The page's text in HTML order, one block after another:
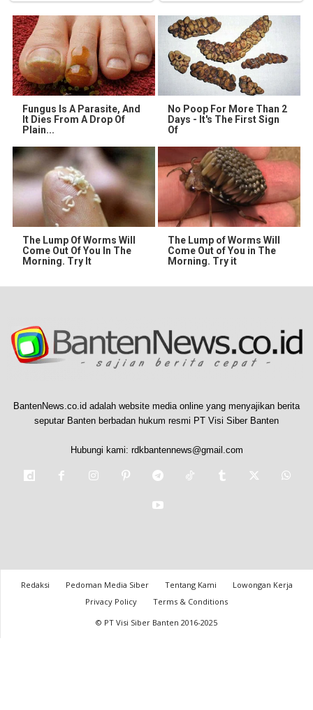
Fungus Is A Parasite, And
It Dies From A Drop Of
Plain...
No Poop For More Than 2
Days - It's The First Sign
Of
The Lump Of Worms Will
Come Out Of You In The
Morning. Try It
The Lump of Worms Will
Come Out of You in The
Morning. Try it
BantenNews.co.id adalah website media online yang menyajikan berita
seputar Banten berbadan hukum resmi PT Visi Siber Banten
Hubungi kami: rdkbantennews@gmail.com
Redaksi Pedoman Media Siber Tentang Kami
Lowongan Kerja
Privacy Policy
Terms & Conditions
© PT Visi Siber Banten 2016-2025